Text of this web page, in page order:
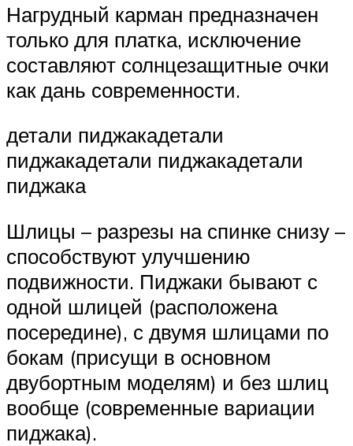
Нагрудный карман предназначен
только для платка, исключение
составляют солнцезащитные очки
как дань современности.
детали пиджакадетали
пиджакадетали пиджакадетали
пиджака
Шлицы – разрезы на спинке снизу –
способствуют улучшению
подвижности. Пиджаки бывают с
одной шлицей (расположена
посередине), с двумя шлицами по
бокам (присущи в основном
двубортным моделям) и без шлиц
вообще (современные вариации
пиджака).